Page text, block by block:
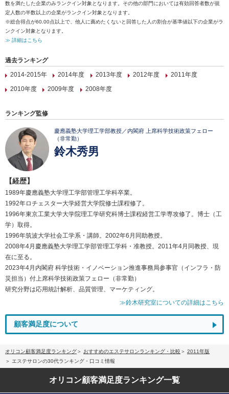
数を満たした企業のみランクイン対象となります。その他の部門においては有効回答者数が規
定人数の半数以上の企業がランクイン対象となります。
※総合得点が60.00点以上で、他人に薦めたくないと回答した人の割合が基準値以下の企業がラ
ンクイン対象となります。
≫ 詳細はこちら
過去ランキング
2014-2015年
2014年度 2013年度 2012年度
2011年度
2010年度
2009年度 2008年度
ランキング監修
慶應義塾大学理工学部教授／内閣府 上席科学技術政策フェロー
（非常勤）
鈴木秀男
【経歴】
1989年慶應義塾大学理工学部管理工学科卒業。
1992年ロチェスター大学経営大学院修士課程修了。
1996年東京工業大学大学院理工学研究科博士課程経営工学専攻修了。博士（工
学）取得。
1996年筑波大学社会工学系・講師。2002年6月同助教授。
2008年4月慶應義塾大学理工学部管理工学科・准教授。2011年4月同教授、現
在に至る。
2023年4月内閣府 科学技術・イノベーション推進事務局参事官（インフラ・防
災担当）付上席科学技術政策フェロー（非常勤）
研究分野は応用統計解析、品質管理、マーケティング。
≫鈴木研究室についての詳細はこちら
顧客満足度について
オリコン顧客満足度ランキング おすすめのエステサロンランキング・比較
2011年版
エステサロンの30代ランキング・口コミ情報
オリコン顧客満足度ランキング一覧